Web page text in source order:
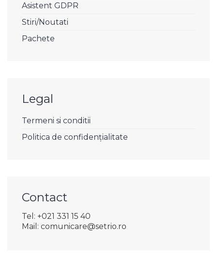
Asistent GDPR
Stiri/Noutati
Pachete
Legal
Termeni si conditii
Politica de confidențialitate
Contact
Tel: +021 331 15 40
Mail: comunicare@setrio.ro